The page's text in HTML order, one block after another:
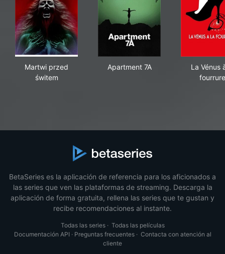
Martwi przed
świtem
Apartment 7A
La Vénus
fourrure
BetaSeries es la aplicación de referencia para los aficionados a
las series que ven las plataformas de streaming. Descarga la
aplicación de forma gratuita, rellena las series que te gustan y
recibe recomendaciones al instante.
Todas las series· Todas las películas
Documentación API · Preguntas frecuentes· Contacta con atención al
cliente